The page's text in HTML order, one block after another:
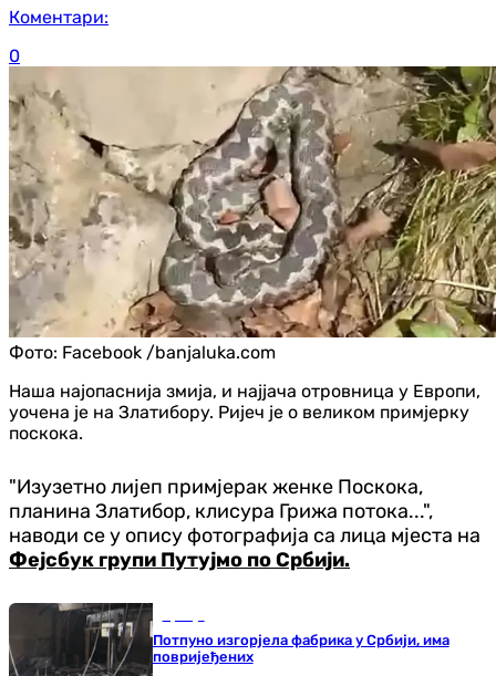
Коментари:
0
Фото: Facebook /banjaluka.com
Наша најопаснија змија, и најјача отровница у Европи,
уочена је на Златибору. Ријеч је о великом примјерку
поскока.
"Изузетно лијеп примјерак женке Поскока,
планина Златибор, клисура Грижа потока...",
наводи се у опису фотографија са лица мјеста на
Фејсбук групи Путујмо по Србији.
Потпуно изгорјела фабрика у Србији, има
повријеђених